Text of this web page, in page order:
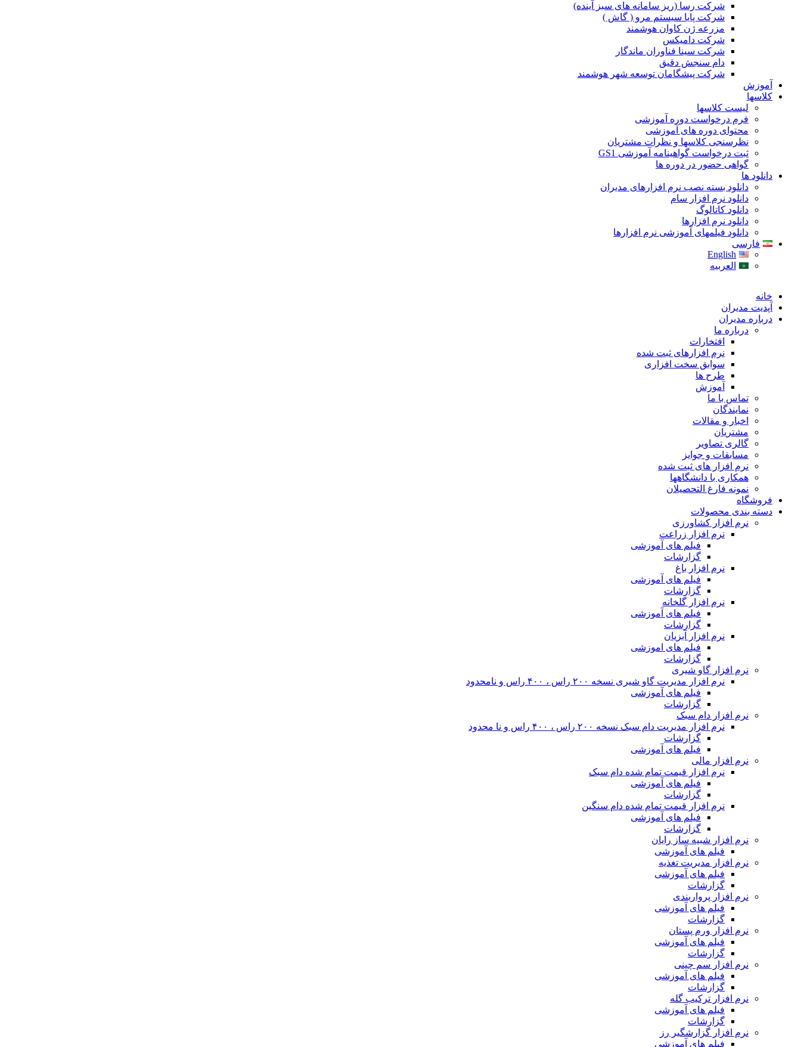
شرکت رسا (ریز سامانه های سبز آینده)
شرکت پایا سیستم مرو ( گاش )
مزرعه ژن کاوان هوشمند
شرکت دامیکس
شرکت سینا فناوران ماندگار
دام سنجش دقیق
شرکت پیشگامان توسعه شهر هوشمند
آموزش
کلاسها
لیست کلاسها
فرم درخواست دوره آموزشی
محتوای دوره های آموزشی
نظرسنجی کلاسها و نظرات مشتریان
ثبت درخواست گواهینامه آموزشی GS1
گواهی حضور در دوره ها
دانلود ها
دانلود بسته نصب نرم افزارهای مدیران
دانلود نرم افزار سام
دانلود کاتالوگ
دانلود نرم افزارها
دانلود فیلمهای آموزشی نرم افزارها
فارسی
English
العربیه
خانه
آپدیت مدیران
درباره مدیران
درباره ما
افتخارات
نرم افزارهای ثبت شده
سوابق سخت افزاری
طرح ها
آموزش
تماس با ما
نمایندگان
اخبار و مقالات
مشتریان
گالری تصاویر
مسابقات و جوایز
نرم افزار های ثبت شده
همکاری با دانشگاهها
نمونه فارغ التحصیلان
فروشگاه
دسته بندی محصولات
نرم افزار کشاورزی
نرم افزار زراعت
فیلم های آموزشی
گزارشات
نرم افزار باغ
فیلم های آموزشی
گزارشات
نرم افزار گلخانه
فیلم های آموزشی
گزارشات
نرم افزار آبزیان
فیلم های اموزشی
گزارشات
نرم افزار گاو شیری
نرم افزار مدیریت گاو شیری نسخه ۲۰۰ راس ، ۴۰۰ راس و نامحدود
فیلم های آموزشی
گزارشات
نرم افزار دام سبک
نرم افزار مدیریت دام سبک نسخه ۲۰۰ راس ، ۴۰۰ راس و نا محدود
گزارشات
فیلم های آموزشی
نرم افزار مالی
نرم افزار قیمت تمام شده دام سبک
فیلم های آموزشی
گزارشات
نرم افزار قیمت تمام شده دام سنگین
فیلم های آموزشی
گزارشات
نرم افزار شبیه ساز رایان
فیلم های آموزشی
نرم افزار مدیریت تغذیه
فیلم های آموزشی
گزارشات
نرم افزار پرواربندی
فیلم های آموزشی
گزارشات
نرم افزار ورم پستان
فیلم های آموزشی
گزارشات
نرم افزار سم چینی
فیلم های آموزشی
گزارشات
نرم افزار ترکیب گله
فیلم های آموزشی
گزارشات
نرم افزار گزارشگیر رز
فیلم های آموزشی